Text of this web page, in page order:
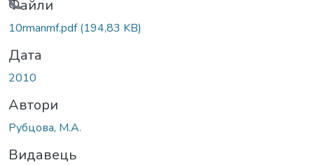
Вантажиться...
Файли
10rmanmf.pdf(194,83 KB)
Дата
2010
Автори
Рубцова, М.А.
Видавець